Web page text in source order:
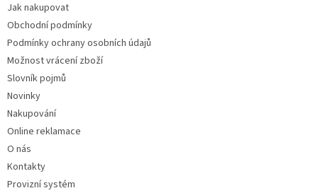
Jak nakupovat
Obchodní podmínky
Podmínky ochrany osobních údajů
Možnost vrácení zboží
Slovník pojmů
Novinky
Nakupování
Online reklamace
O nás
Kontakty
Provizní systém